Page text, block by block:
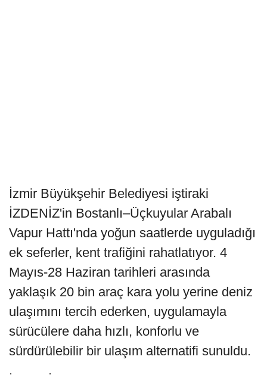
İzmir Büyükşehir Belediyesi iştiraki
İZDENİZ'in Bostanlı–Üçkuyular Arabalı
Vapur Hattı'nda yoğun saatlerde uyguladığı
ek seferler, kent trafiğini rahatlatıyor. 4
Mayıs-28 Haziran tarihleri arasında
yaklaşık 20 bin araç kara yolu yerine deniz
ulaşımını tercih ederken, uygulamayla
sürücülere daha hızlı, konforlu ve
sürdürülebilir bir ulaşım alternatifi sunuldu.